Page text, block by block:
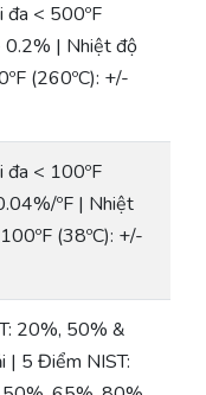
đa < 500ºF
0.2% | Nhiệt độ
(260ºC): +/-
đa < 100ºF
ºF | Nhiệt
(38ºC): +/-
20%, 50% &
| 5 Điểm NIST: